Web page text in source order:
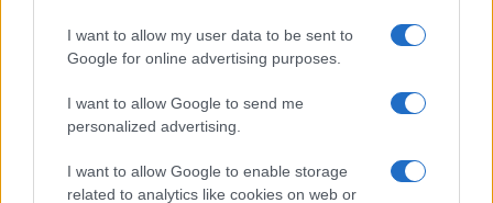
I want to allow my user data to be sent to
Google for online advertising purposes.
I want to allow Google to send me
personalized advertising.
I want to allow Google to enable storage
related to analytics like cookies on web or
ΕΝΦΙΑ 2021: Αναρτήθηκαν τα
22/09/2021 - 20:33
ΕΝΦΙΑ: Τα εκκαθαριστικά στο